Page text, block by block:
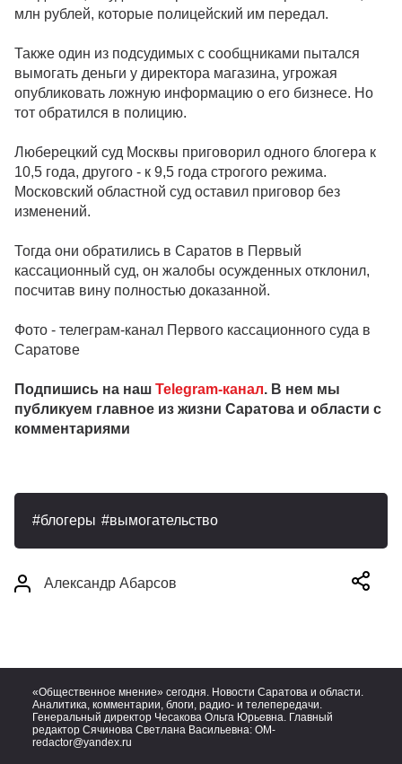
млн рублей, которые полицейский им передал.
Также один из подсудимых с сообщниками пытался
вымогать деньги у директора магазина, угрожая
опубликовать ложную информацию о его бизнесе. Но
тот обратился в полицию.
Люберецкий суд Москвы приговорил одного блогера к
10,5 года, другого - к 9,5 года строгого режима.
Московский областной суд оставил приговор без
изменений.
Тогда они обратились в Саратов в Первый
кассационный суд, он жалобы осужденных отклонил,
посчитав вину полностью доказанной.
Фото - телеграм-канал Первого кассационного суда в
Саратове
Подпишись на наш Telegram-канал. В нем мы
публикуем главное из жизни Саратова и области с
комментариями
блогеры вымогательство
Александр Абарсов
«Общественное мнение» сегодня. Новости Саратова и области.
Аналитика, комментарии, блоги, радио- и телепередачи.
Генеральный директор Чесакова Ольга Юрьевна. Главный
редактор Сячинова Светлана Васильевна: OM-
redactor@yandex.ru